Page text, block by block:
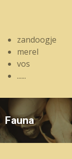
zandoogje
merel
vos
......
Fauna